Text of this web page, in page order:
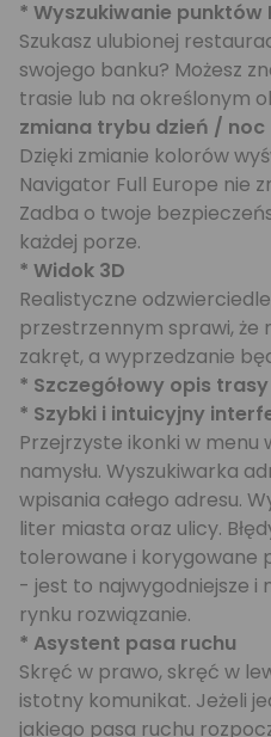
* Wyszukiwanie punktów
Szukasz ulubionej
swojego banku? Możesz
trasie lub na określonym
zmiana trybu dzień / noc
Dzięki zmianie kolorów
Navigator Full Europe nie
Zadba o twoje
każdej porze.
* Widok 3D
Realistyczne
przestrzennym sprawi, że
zakręt, a wyprzedzanie
* Szczegółowy opis trasy
* Szybki i intuicyjny
Przejrzyste ikonki w menu
namysłu. Wyszukiwarka
wpisania całego adresu.
liter miasta oraz ulicy.
tolerowane i korygowane
- jest to najwygodniejsze i
rynku rozwiązanie.
* Asystent pasa ruchu
Skręć w prawo, skręć w
istotny komunikat. Jeżeli
jakiego pasa ruchu